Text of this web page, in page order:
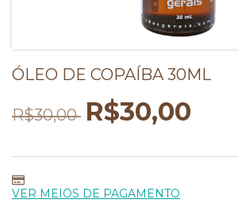
ÓLEO DE COPAÍBA 30ML
R$30,00 R$30,00
VER MEIOS DE PAGAMENTO